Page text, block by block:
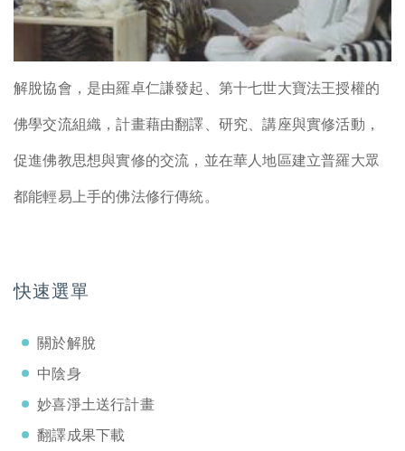
解脫協會，是由羅卓仁謙發起、第十七世大寶法王授權的
佛學交流組織，計畫藉由翻譯、研究、講座與實修活動，
促進佛教思想與實修的交流，並在華人地區建立普羅大眾
都能輕易上手的佛法修行傳統。
快速選單
關於解脫
中陰身
妙喜淨土送行計畫
翻譯成果下載